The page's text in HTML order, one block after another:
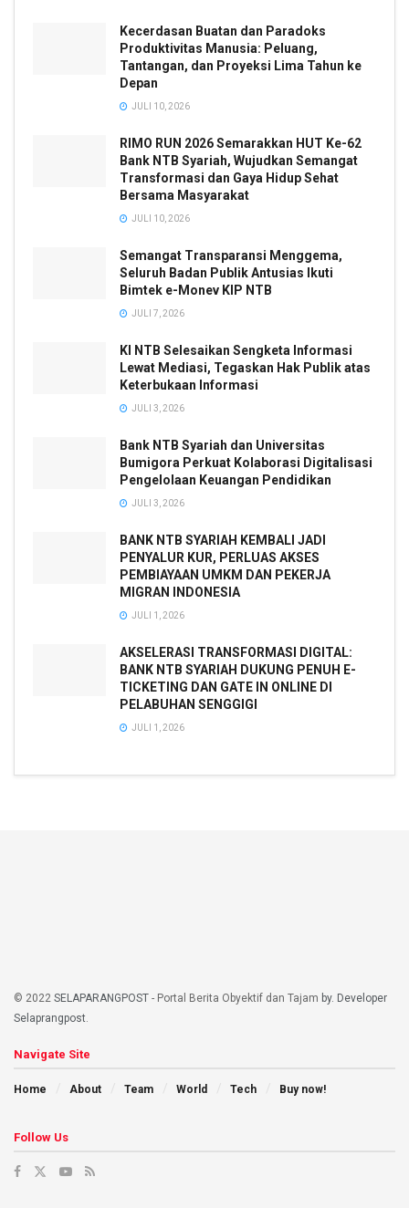
Kecerdasan Buatan dan Paradoks
Produktivitas Manusia: Peluang,
Tantangan, dan Proyeksi Lima Tahun ke
Depan
JULI 10, 2026
RIMO RUN 2026 Semarakkan HUT Ke-62
Bank NTB Syariah, Wujudkan Semangat
Transformasi dan Gaya Hidup Sehat
Bersama Masyarakat
JULI 10, 2026
Semangat Transparansi Menggema,
Seluruh Badan Publik Antusias Ikuti
Bimtek e-Monev KIP NTB
JULI 7, 2026
KI NTB Selesaikan Sengketa Informasi
Lewat Mediasi, Tegaskan Hak Publik atas
Keterbukaan Informasi
JULI 3, 2026
Bank NTB Syariah dan Universitas
Bumigora Perkuat Kolaborasi Digitalisasi
Pengelolaan Keuangan Pendidikan
JULI 3, 2026
BANK NTB SYARIAH KEMBALI JADI
PENYALUR KUR, PERLUAS AKSES
PEMBIAYAAN UMKM DAN PEKERJA
MIGRAN INDONESIA
JULI 1, 2026
AKSELERASI TRANSFORMASI DIGITAL:
BANK NTB SYARIAH DUKUNG PENUH E-
TICKETING DAN GATE IN ONLINE DI
PELABUHAN SENGGIGI
JULI 1, 2026
© 2022 SELAPARANGPOST - Portal Berita Obyektif dan Tajam by. Developer
Selaprangpost.
Navigate Site
Home About Team World Tech Buy now!
Follow Us